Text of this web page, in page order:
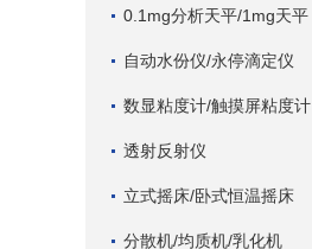
0.1mg分析天平/1mg天平
自动水份仪/永停滴定仪
数显粘度计/触摸屏粘度计
透射反射仪
立式摇床/卧式恒温摇床
分散机/均质机/乳化机